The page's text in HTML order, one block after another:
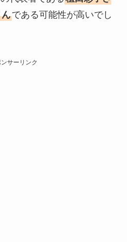
である可能性が高いでし
サーリンク